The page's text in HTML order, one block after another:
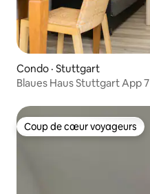
Condo · Stuttgart
Blaues Haus Stuttgart App 7
Coup de cœur voyageurs
Coup de cœur voyageurs